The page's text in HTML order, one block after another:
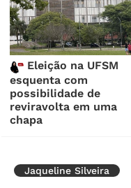
Eleição na UFSM
esquenta com
possibilidade de
reviravolta em uma
chapa
Jaqueline Silveira